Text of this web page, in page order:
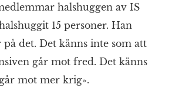
halshuggen av IS
15 personer. Han
det. Det känns inte som att
går mot fred. Det känns
mot mer krig».